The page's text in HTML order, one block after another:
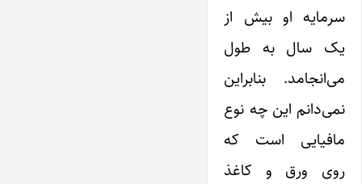
سرمایه‌ او بیش از
یک سال به طول
می‌انجامد. بنابراین
نمی‌دانم این چه نوع
مافیایی است که
روی ورق و کاغذ